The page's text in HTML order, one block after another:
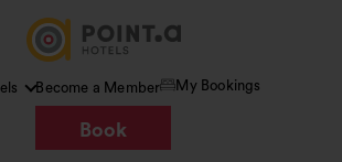
Become a Member My Bookings
Book